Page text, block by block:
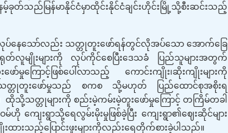
သည်မြန်မာနိုင်ငံမှာထိုင်းနိုင်ငံချင်းဟိုင်းမြို့သို့စီးဆင်းသည့်
ာ်လည်း သတ္တုတူးဖော်ရန်တွင်လိုအပ်သော အောက်ခြေ
လူမျိုးများကို လုပ်ကိုင်စေပြီးဒေသခံ ပြည်သူများအတွက်
ကြောင့်ဖြစ်ပေါ်လာသည့် ကောင်းကျိုး၊ဆိုးကျိုးများကို
ထိုသို့သတ္တုတူးဖော်မှုသည် စကစ သို့မဟုတ် ပြည်ထောင်စုအစိုးရ
သို့သတ္တုများကို စည်းမဲ့ကမ်းမဲ့တူးဖော်မှုကြောင့် တကြိမ်တခါ
ေးရွာ​သို့ရေလွမ်းမိုးမှုဖြစ်ခဲ့ပြီး ကျေးရွာ၏ဈေးဆိုင်များ
းထားသည့်ပြောင်းဖူးများကိုလည်းရေတိုက်စားခဲ့ပါသည်။